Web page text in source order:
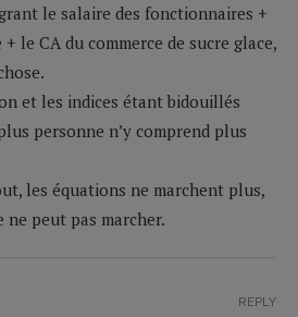
le salaire des fonctionnaires +
le CA du commerce de sucre glace,
et les indices étant bidouillés
personne n’y comprend plus
les équations ne marchent plus,
ne peut pas marcher.
REPLY